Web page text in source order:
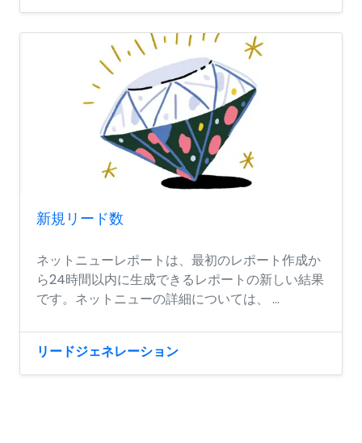
新規リード数
ネットニューレポートは、最初のレポート作成か
ら24時間以内に生成できるレポートの新しい結果
です。ネットニューの詳細については、 ...
リードジェネレーション